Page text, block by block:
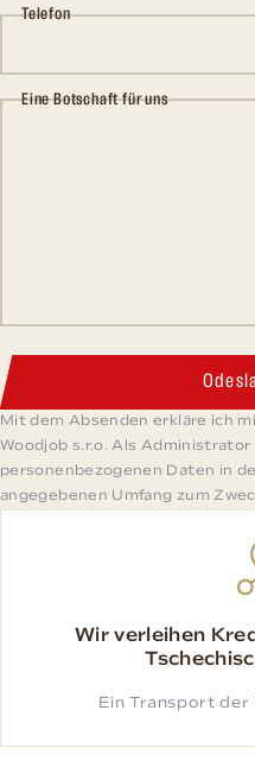
Telefon
Eine Botschaft für uns
Mit dem Absenden erkläre ich
Woodjob s.r.o. Als
personenbezogenen Daten in
angegebenen Umfang zum
Wir verleihen
Ein Transport der